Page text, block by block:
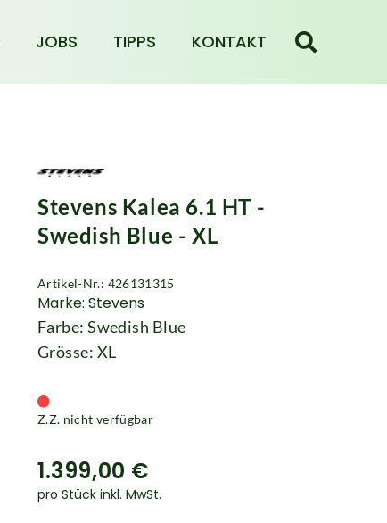
JOBS TIPPS KONTAKT
Stevens Kalea 6.1 HT -
Swedish Blue - XL
Artikel-Nr.: 426131315
Marke: Stevens
Farbe: Swedish Blue
Grösse: XL
Z.Z. nicht verfügbar
1.399,00 €
pro Stück inkl. MwSt.